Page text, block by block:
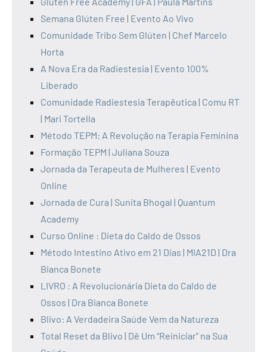
Semana Glúten Free | Evento Ao Vivo
Comunidade Tribo Sem Glúten | Chef Marcelo
Horta
A Nova Era da Radiestesia | Evento 100%
Liberado
Comunidade Radiestesia Terapêutica | Comu RT
| Mari Tortella
Método TEPM: A Revolução na Terapia Feminina
Formação TEPM | Juliana Souza
Jornada da Terapeuta de Mulheres | Evento
Online
Jornada de Cura | Sunita Bhogal | Quantum
Academy
Curso Online : Dieta do Caldo de Ossos
Método Intestino Ativo em 21 Dias | MIA21D | Dra
Bianca Bonete
LIVRO : A Revolucionária Dieta do Caldo de
Ossos | Dra Bianca Bonete
Blivo: A Verdadeira Saúde Vem da Natureza
Total Reset da Blivo | Dê Um “Reiniciar” na Sua